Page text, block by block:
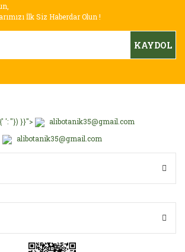
eksik bilgiler bulunuyor.
sitelerden daha pahalı.
İlk Siz Haberdar Olun !
KAYDOL
': ''}) }}">
alibotanik35@gmail.com
alibotanik35@gmail.com